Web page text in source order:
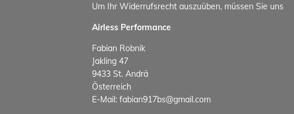
Um Ihr Widerrufsrecht auszuüben, müssen Sie uns
Airless Performance
Fabian Robnik
Jakling 47
9433 St. Andrä
Österreich
E-Mail: fabian917bs@gmail.com